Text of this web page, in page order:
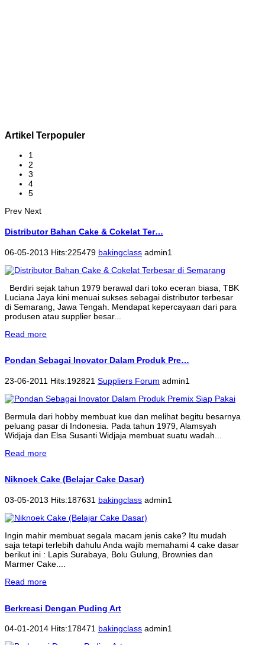
Artikel Terpopuler
1
2
3
4
5
Prev Next
Distributor Bahan Cake & Cokelat Ter…
06-05-2013 Hits:225479 bakingclass admin1
Berdiri sejak tahun 1979 berawal dari toko eceran biasa, TBK
Luciana Jaya kini menuai sukses sebagai distributor terbesar
di Semarang, Jawa Tengah. Mendapat kepercayaan dari para
produsen atau supplier besar...
Read more
Pondan Sebagai Inovator Dalam Produk Pre…
23-06-2011 Hits:192821 Suppliers Forum admin1
Bermula dari hobby membuat kue dan melihat begitu besarnya
peluang pasar di Indonesia. Pada tahun 1979, Alamsyah
Widjaja dan Elsa Susanti Widjaja membuat suatu wadah...
Read more
Niknoek Cake (Belajar Cake Dasar)
03-05-2013 Hits:187631 bakingclass admin1
Ingin mahir membuat segala macam jenis cake? Itu mudah
saja tetapi terlebih dahulu Anda wajib memahami 4 cake dasar
berikut ini : Lapis Surabaya, Bolu Gulung, Brownies dan
Marmer Cake....
Read more
Berkreasi Dengan Puding Art
04-01-2014 Hits:178471 bakingclass admin1